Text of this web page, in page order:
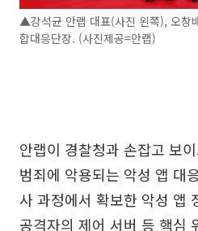
▲강석균 안랩 대표(사진 왼쪽), 오창
합대응단장. (사진제공=안랩)
안랩이 경찰청과 손잡고 보
범죄에 악용되는 악성 앱 대
사 과정에서 확보한 악성 앱
공격자의 제어 서버 등 핵심